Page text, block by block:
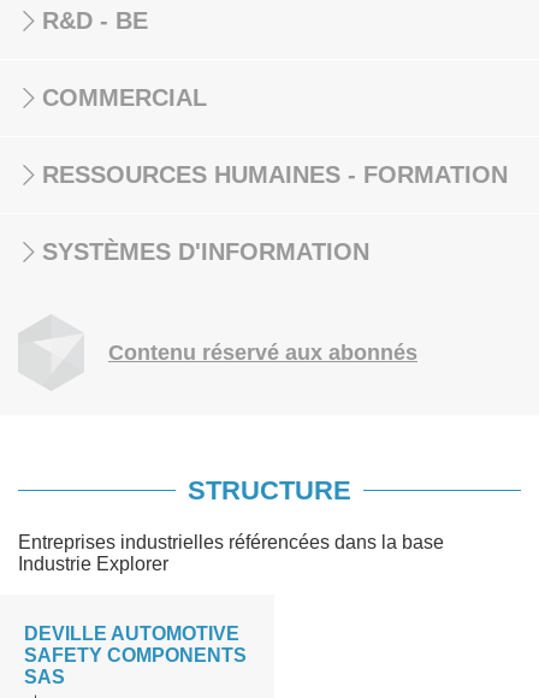
R&D - BE
COMMERCIAL
RESSOURCES HUMAINES - FORMATION
SYSTÈMES D'INFORMATION
Contenu réservé aux abonnés
STRUCTURE
Entreprises industrielles référencées dans la base
Industrie Explorer
DEVILLE AUTOMOTIVE
SAFETY COMPONENTS
SAS